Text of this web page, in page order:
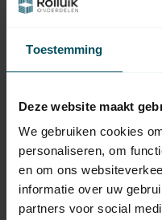
Toestemming
Deze website maakt
We gebruiken cookies
personaliseren, om
en om ons
informatie over uw
partners voor social
Gerelateerde
Volte 40 WT
met
afstelling
Op voorraad